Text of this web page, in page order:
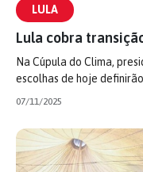
LULA
Lula cobra
Na Cúpula do Clima,
escolhas de hoje
07/11/2025